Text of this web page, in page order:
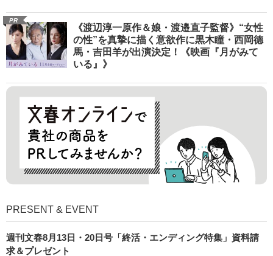
PR
《渡辺淳一原作＆娘・渡邉直子監督》“女性
の性”を真摯に描く意欲作に黒木瞳・西岡德
馬・吉田羊が出演決定！《映画『月がみて
いる』》
PRESENT & EVENT
週刊文春8月13日・20日号「終活・エンディング特集」資料請
求＆プレゼント